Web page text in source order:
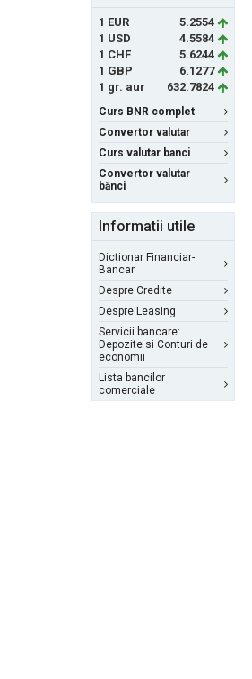
1 EUR
5.2554
1 USD
4.5584
1 CHF
5.6244
1 GBP
6.1277
1 gr. aur
632.7824
Curs BNR complet
Convertor valutar
Curs valutar banci
Convertor valutar
bănci
Informatii utile
Dictionar Financiar-
Bancar
Despre Credite
Despre Leasing
Servicii bancare:
Depozite si Conturi de
economii
Lista bancilor
comerciale